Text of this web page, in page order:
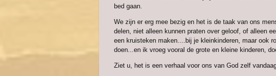
bed gaan.
We zijn er erg mee bezig en het is de taak van ons
delen, niet alleen kunnen praten over geloof, of alleen
een kruisteken maken....bij je kleinkinderen, maar ook
doen...en ik vroeg vooral de grote en kleine kinderen,
Ziet u, het is een verhaal voor ons van God zelf